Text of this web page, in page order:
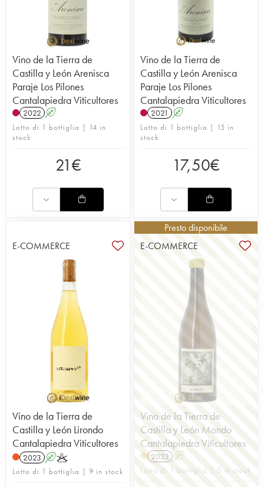
Vino de la Tierra de
Castilla y León Arenisca
Paraje Los Pilones
Cantalapiedra Viticultores
2022 A
Lotto di 1 bottiglia | 14 in
stock
21€
Vino de la Tierra de
Castilla y León Arenisca
Paraje Los Pilones
Cantalapiedra Viticultores
2021 A
Lotto di 1 bottiglia | 15 in
stock
17,50€
E-COMMERCE
Vino de la Tierra de
Castilla y León Lirondo
Cantalapiedra Viticultores
2023 AK
Lotto di 1 bottiglia | 9 in stock
Presto disponibile
E-COMMERCE
Vino de la Tierra de
Castilla y León Mondo
Cantalapiedra Viticultores
2023 A
Lotto di 1 bottiglia | 0 in stock